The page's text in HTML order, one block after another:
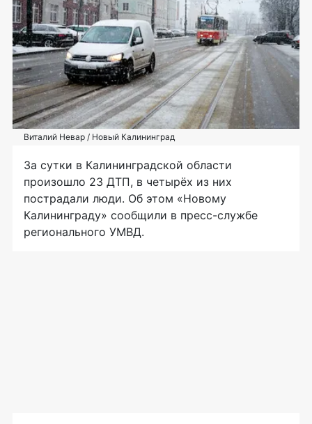
Виталий Невар / Новый Калининград
За сутки в Калининградской области
произошло 23 ДТП, в четырёх из них
пострадали люди. Об этом «Новому
Калининграду» сообщили в пресс-службе
регионального УМВД.